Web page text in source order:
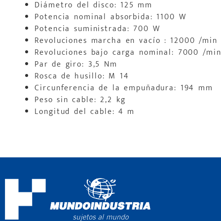
Diámetro del disco: 125 mm
Potencia nominal absorbida: 1100 W
Potencia suministrada: 700 W
Revoluciones marcha en vacío : 12000 /min
Revoluciones bajo carga nominal: 7000 /min
Par de giro: 3,5 Nm
Rosca de husillo: M 14
Circunferencia de la empuñadura: 194 mm
Peso sin cable: 2,2 kg
Longitud del cable: 4 m